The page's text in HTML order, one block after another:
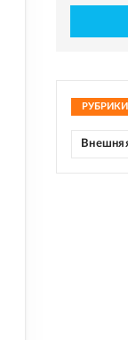
РУБРИКИ